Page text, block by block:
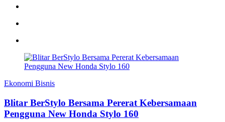
Ekonomi Bisnis
Blitar BerStylo Bersama Pererat Kebersamaan
Pengguna New Honda Stylo 160